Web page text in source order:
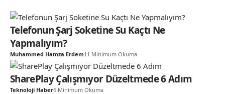
Telefonun Şarj Soketine Su Kaçtı Ne
Yapmalıyım?
Muhammed Hamza Erdem11 Minimum Okuma
SharePlay Çalışmıyor Düzeltmede 6 Adım
Teknoloji Haber6 Minimum Okuma